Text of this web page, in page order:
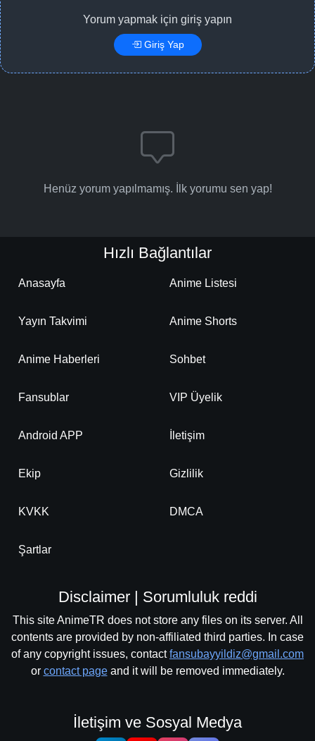
Yorum yapmak için giriş yapın
Giriş Yap
Henüz yorum yapılmamış. İlk yorumu sen yap!
Hızlı Bağlantılar
Anasayfa Anime Listesi
Yayın Takvimi Anime Shorts
Anime Haberleri Sohbet
Fansublar VIP Üyelik
Android APP İletişim
Ekip Gizlilik
KVKK DMCA
Şartlar
Disclaimer | Sorumluluk reddi
This site AnimeTR does not store any files on its server. All
contents are provided by non-affiliated third parties. In case
of any copyright issues, contactfansubayyildiz@gmail.com
or contact pageand it will be removed immediately.
İletişim ve Sosyal Medya